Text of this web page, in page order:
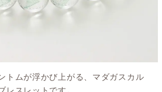
トムが浮かび上がる、マダガスカル